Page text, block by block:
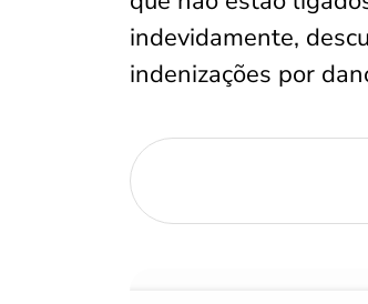
indevidamente,
indenizações por